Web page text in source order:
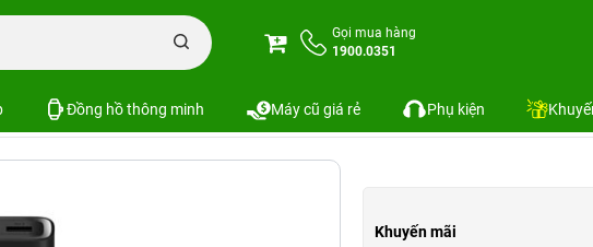
Gọi mua hàng
1900.0351
Đồng hồ thông minh Máy cũ giá rẻ Phụ kiện
Xiaomi Gen 3 màu đen PLM07ZM
3 màu đen PLM07ZM
Khuyến mãi